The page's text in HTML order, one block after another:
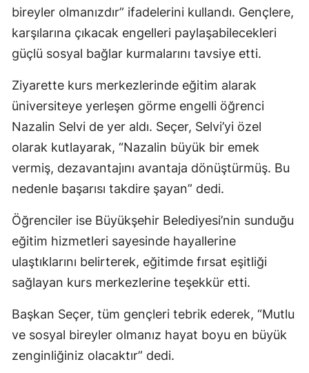
bireyler olmanızdır” ifadelerini kullandı. Gençlere,
karşılarına çıkacak engelleri paylaşabilecekleri
güçlü sosyal bağlar kurmalarını tavsiye etti.
Ziyarette kurs merkezlerinde eğitim alarak
üniversiteye yerleşen görme engelli öğrenci
Nazalin Selvi de yer aldı. Seçer, Selvi’yi özel
olarak kutlayarak, “Nazalin büyük bir emek
vermiş, dezavantajını avantaja dönüştürmüş. Bu
nedenle başarısı takdire şayan” dedi.
Öğrenciler ise Büyükşehir Belediyesi’nin sunduğu
eğitim hizmetleri sayesinde hayallerine
ulaştıklarını belirterek, eğitimde fırsat eşitliği
sağlayan kurs merkezlerine teşekkür etti.
Başkan Seçer, tüm gençleri tebrik ederek, “Mutlu
ve sosyal bireyler olmanız hayat boyu en büyük
zenginliğiniz olacaktır” dedi.